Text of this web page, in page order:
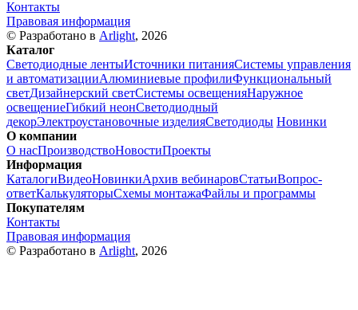
Контакты
Правовая информация
© Разработано в Arlight, 2026
Каталог
Светодиодные лентыИсточники питанияСистемы управления
и автоматизацииАлюминиевые профилиФункциональный
светДизайнерский светСистемы освещенияНаружное
освещениеГибкий неонСветодиодный
декорЭлектроустановочные изделияСветодиоды Новинки
О компании
О насПроизводствоНовостиПроекты
Информация
КаталогиВидеоНовинкиАрхив вебинаровСтатьиВопрос-
ответКалькуляторыСхемы монтажаФайлы и программы
Покупателям
Контакты
Правовая информация
© Разработано в Arlight, 2026